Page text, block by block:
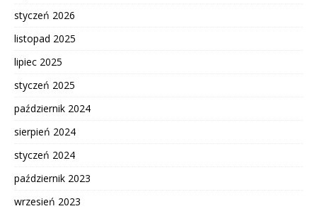
styczeń 2026
listopad 2025
lipiec 2025
styczeń 2025
październik 2024
sierpień 2024
styczeń 2024
październik 2023
wrzesień 2023